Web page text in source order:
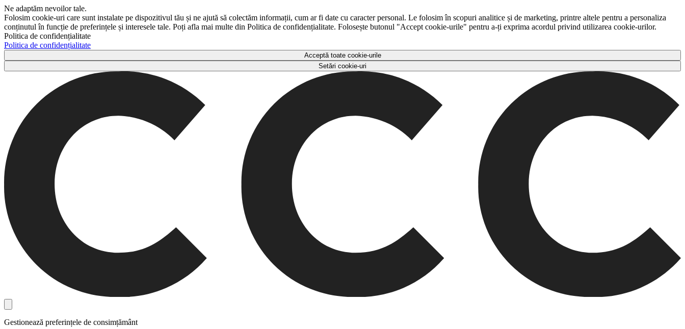
Ne adaptăm nevoilor tale.
Folosim cookie-uri care sunt instalate pe dispozitivul tău și ne ajută să colectăm informații, cum ar fi date cu caracter personal. Le folosim în scopuri analitice și de marketing, printre altele pentru a personaliza
conținutul în funcție de preferințele și interesele tale. Poți afla mai multe din Politica de confidențialitate. Folosește butonul "Accept cookie-urile" pentru a-ți exprima acordul privind utilizarea cookie-urilor.
Politica de confidențialitate
Politica de confidențialitate
Acceptă toate cookie-urile
Setări cookie-uri
Gestionează preferințele de consimțământ